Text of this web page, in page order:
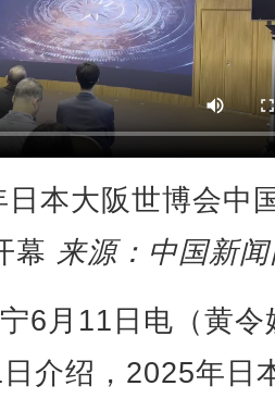
本大阪世博会中
幕 来源：中国新
月11日电（黄令
介绍，2025年日